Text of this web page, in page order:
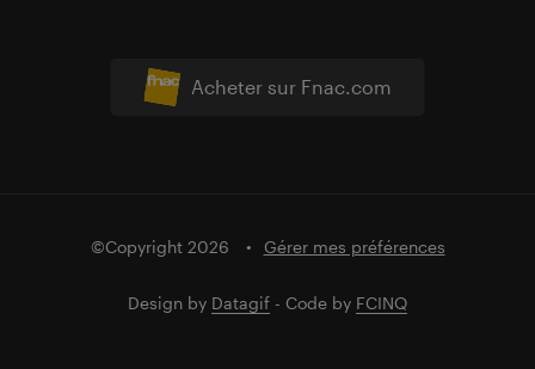
Acheter sur Fnac.com
©Copyright 2026 Gérer mes préférences
Design by Datagif - Code by FCINQ